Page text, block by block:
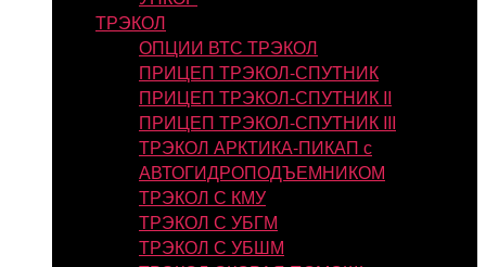
ТРЭКОЛ
ОПЦИИ ВТС ТРЭКОЛ
ПРИЦЕП ТРЭКОЛ-СПУТНИК
ПРИЦЕП ТРЭКОЛ-СПУТНИК II
ПРИЦЕП ТРЭКОЛ-СПУТНИК III
ТРЭКОЛ АРКТИКА-ПИКАП с
АВТОГИДРОПОДЪЕМНИКОМ
ТРЭКОЛ С КМУ
ТРЭКОЛ С УБГМ
ТРЭКОЛ С УБШМ